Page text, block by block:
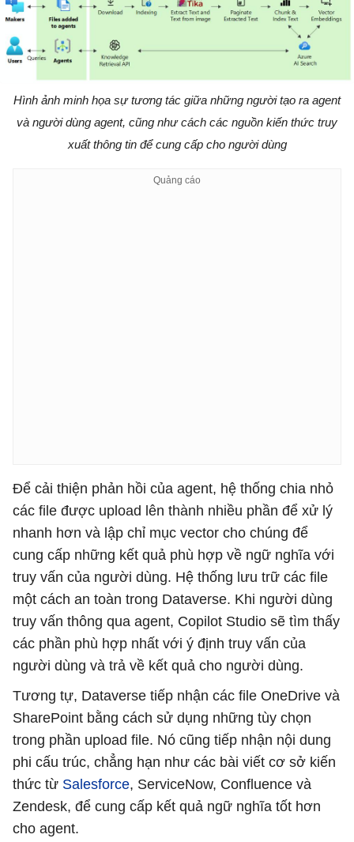
Hình ảnh minh họa sự tương tác giữa những người tạo ra agent
và người dùng agent, cũng như cách các nguồn kiến ​​thức truy
xuất thông tin để cung cấp cho người dùng
Để cải thiện phản hồi của agent, hệ thống chia nhỏ
các file được upload lên thành nhiều phần để xử lý
nhanh hơn và lập chỉ mục vector cho chúng để
cung cấp những kết quả phù hợp về ngữ nghĩa với
truy vấn của người dùng. Hệ thống lưu trữ các file
một cách an toàn trong Dataverse. Khi người dùng
truy vấn thông qua agent, Copilot Studio sẽ tìm thấy
các phần phù hợp nhất với ý định truy vấn của
người dùng và trả về kết quả cho người dùng.
Tương tự, Dataverse tiếp nhận các file OneDrive và
SharePoint bằng cách sử dụng những tùy chọn
trong phần upload file. Nó cũng tiếp nhận nội dung
phi cấu trúc, chẳng hạn như các bài viết cơ sở kiến ​​
thức từ Salesforce, ServiceNow, Confluence và
Zendesk, để cung cấp kết quả ngữ nghĩa tốt hơn
cho agent.